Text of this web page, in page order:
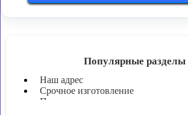
тюмень заказать
Популярные разделы
Наш адрес
Срочное изготовление
Печати и штампы